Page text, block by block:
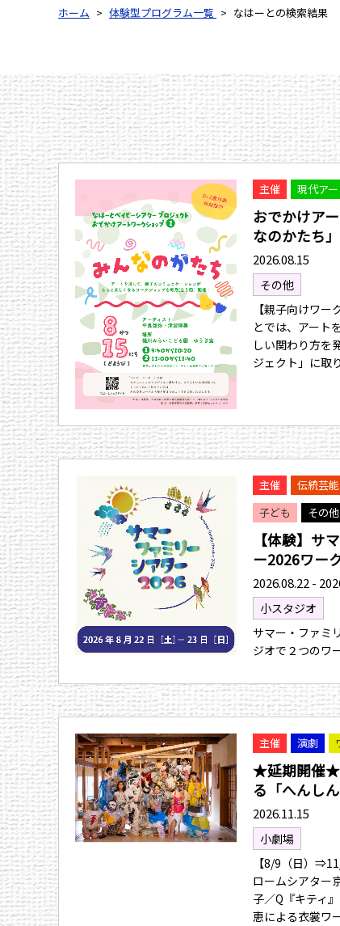
ホーム 体験型プログラム一覧 なはーとの検索結果
主催 現代アー
おでかけア
なのかたち
2026.08.15
その他
【親子向けワ
とでは、アート
しい関わり方を
ジェクト」に取
主催 伝統芸能
子ども
その他
【体験】サ
ー2026ワー
2026.08.22 -
小スタジオ
サマー・ファミ
ジオで２つのワ
主催 演劇
★延期開催★
る「へんし
2026.11.15
小劇場
【8/9（日）
ロームシアター
子／Q『キティ
恵による衣裳ワ